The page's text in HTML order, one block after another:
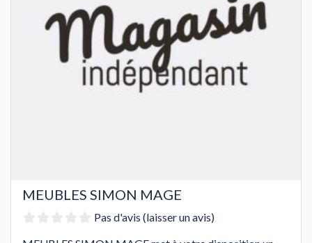
MEUBLES SIMON MAGE
Pas d'avis (laisser un avis)